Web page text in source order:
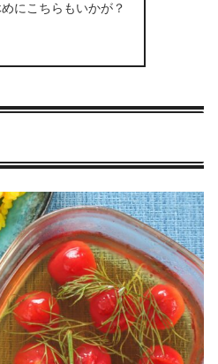
にこちらもいかが？